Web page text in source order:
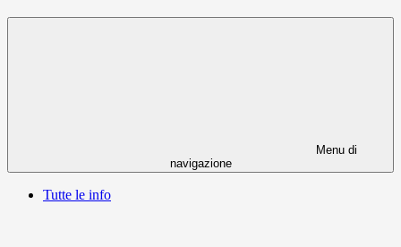
Menu di
navigazione
Tutte le info